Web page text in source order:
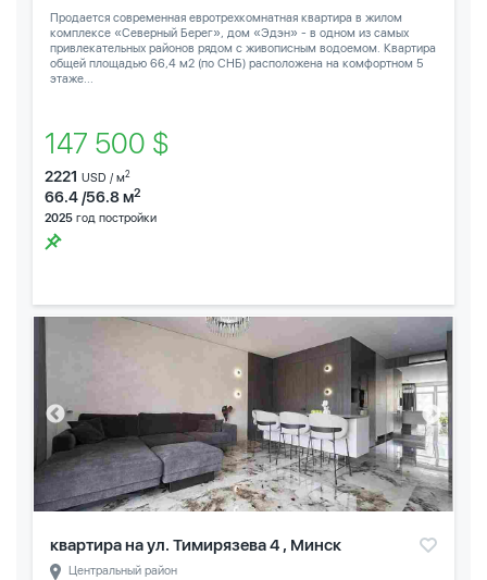
Продается современная евротрехкомнатная квартира в жилом
комплексе «Северный Берег», дом «Эдэн» - в одном из самых
привлекательных районов рядом с живописным водоемом. Квартира
общей площадью 66,4 м2 (по СНБ) расположена на комфортном 5
этаже...
147 500 $
2221 USD / м2
66.4 /56.8 м2
2025 год постройки
квартира на ул. Тимирязева 4 , Минск
Центральный район